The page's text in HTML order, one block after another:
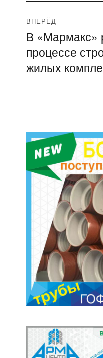
ВПЕРЁД
Следующая
запись:
В «Мармакс»
процессе
жилых